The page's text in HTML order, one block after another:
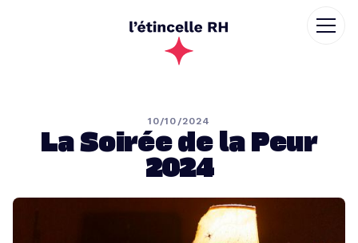
10/10/2024
La Soirée de la Peur
2024